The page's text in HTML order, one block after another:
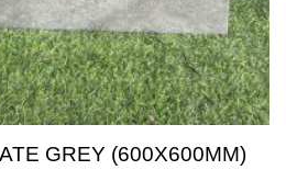
GREY (600X600MM)